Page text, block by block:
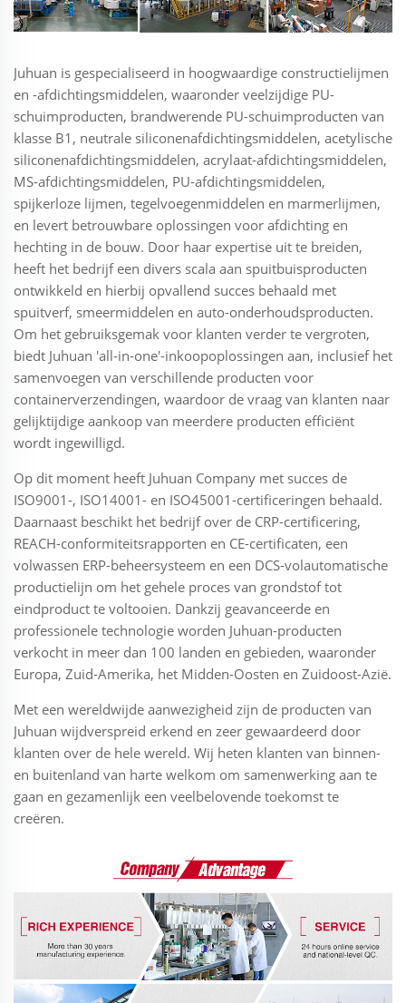
Juhuan is gespecialiseerd in hoogwaardige constructielijmen
en -afdichtingsmiddelen, waaronder veelzijdige PU-
schuimproducten, brandwerende PU-schuimproducten van
klasse B1, neutrale siliconenafdichtingsmiddelen, acetylische
siliconenafdichtingsmiddelen, acrylaat-afdichtingsmiddelen,
MS-afdichtingsmiddelen, PU-afdichtingsmiddelen,
spijkerloze lijmen, tegelvoegenmiddelen en marmerlijmen,
en levert betrouwbare oplossingen voor afdichting en
hechting in de bouw. Door haar expertise uit te breiden,
heeft het bedrijf een divers scala aan spuitbuisproducten
ontwikkeld en hierbij opvallend succes behaald met
spuitverf, smeermiddelen en auto-onderhoudsproducten.
Om het gebruiksgemak voor klanten verder te vergroten,
biedt Juhuan 'all-in-one'-inkoopoplossingen aan, inclusief het
samenvoegen van verschillende producten voor
containerverzendingen, waardoor de vraag van klanten naar
gelijktijdige aankoop van meerdere producten efficiënt
wordt ingewilligd.
Op dit moment heeft Juhuan Company met succes de
ISO9001-, ISO14001- en ISO45001-certificeringen behaald.
Daarnaast beschikt het bedrijf over de CRP-certificering,
REACH-conformiteitsrapporten en CE-certificaten, een
volwassen ERP-beheersysteem en een DCS-volautomatische
productielijn om het gehele proces van grondstof tot
eindproduct te voltooien. Dankzij geavanceerde en
professionele technologie worden Juhuan-producten
verkocht in meer dan 100 landen en gebieden, waaronder
Europa, Zuid-Amerika, het Midden-Oosten en Zuidoost-Azië.
Met een wereldwijde aanwezigheid zijn de producten van
Juhuan wijdverspreid erkend en zeer gewaardeerd door
klanten over de hele wereld. Wij heten klanten van binnen-
en buitenland van harte welkom om samenwerking aan te
gaan en gezamenlijk een veelbelovende toekomst te
creëren.